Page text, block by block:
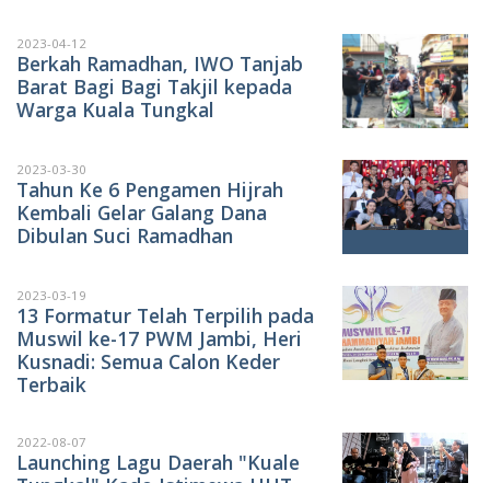
2023-04-12
Berkah Ramadhan, IWO Tanjab
Barat Bagi Bagi Takjil kepada
Warga Kuala Tungkal
2023-03-30
Tahun Ke 6 Pengamen Hijrah
Kembali Gelar Galang Dana
Dibulan Suci Ramadhan
2023-03-19
13 Formatur Telah Terpilih pada
Muswil ke-17 PWM Jambi, Heri
Kusnadi: Semua Calon Keder
Terbaik
2022-08-07
Launching Lagu Daerah "Kuale